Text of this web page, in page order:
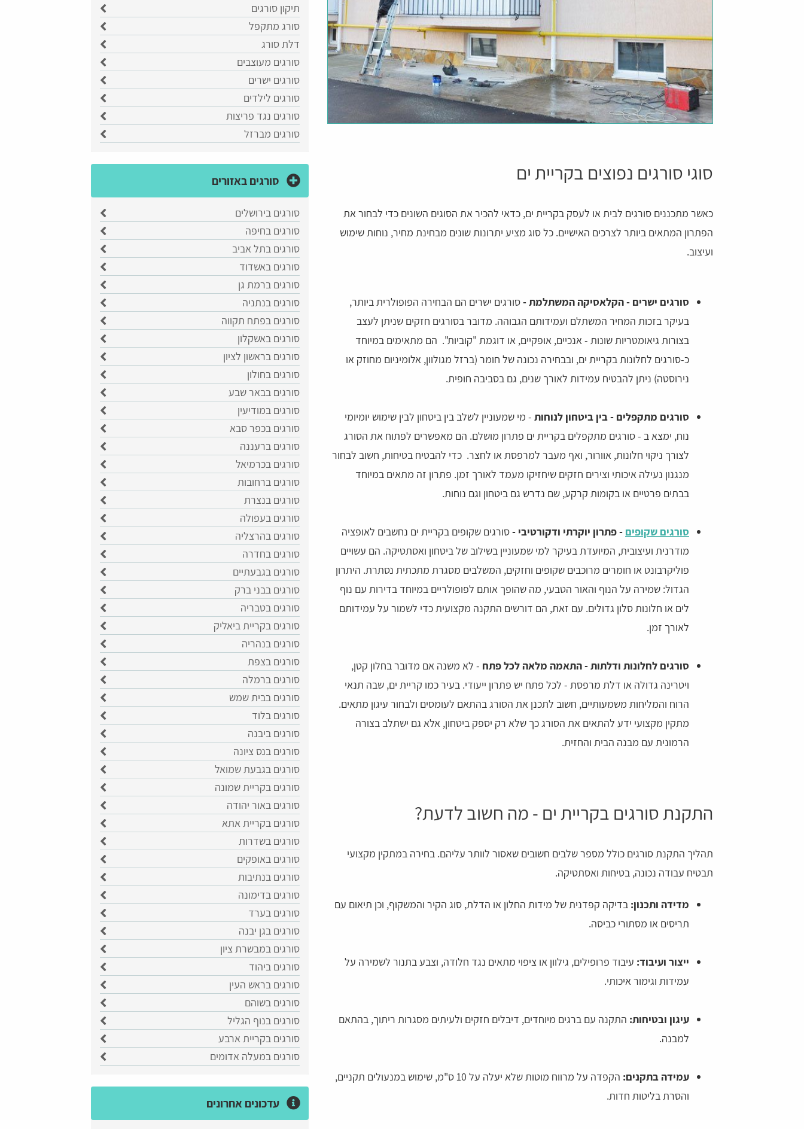
סוגי סורגים נפוצים בקריית ים
כאשר מתכננים סורגים לבית או לעסק בקריית ים, כדאי להכיר את הסוגים השונים כדי לבחור את
הפתרון המתאים ביותר לצרכים האישיים. כל סוג מציע יתרונות שונים מבחינת מחיר, נוחות שימוש
ועיצוב.
סורגים ישרים - הקלאסיקה המשתלמת -סורגים ישרים הם הבחירה הפופולרית ביותר,
בעיקר בזכות המחיר המשתלם ועמידותם הגבוהה. מדובר בסורגים חזקים שניתן לעצב
בצורות גיאומטריות שונות - אנכיים, אופקיים, או דוגמת "קוביות". הם מתאימים במיוחד
כ-סורגים לחלונות בקריית ים, ובבחירה נכונה של חומר (ברזל מגולוון, אלומיניום מחוזק או
נירוסטה) ניתן להבטיח עמידות לאורך שנים, גם בסביבה חופית.
סורגים מתקפלים - בין ביטחון לנוחות - מי שמעוניין לשלב בין ביטחון לבין שימוש יומיומי
נוח, ימצא ב - סורגים מתקפלים בקריית ים פתרון מושלם. הם מאפשרים לפתוח את הסורג
לצורך ניקוי חלונות, אוורור, ואף מעבר למרפסת או לחצר. כדי להבטיח בטיחות, חשוב לבחור
מנגנון נעילה איכותי וצירים חזקים שיחזיקו מעמד לאורך זמן. פתרון זה מתאים במיוחד
בבתים פרטיים או בקומות קרקע, שם נדרש גם ביטחון וגם נוחות.
סורגים שקופים - פתרון יוקרתי ודקורטיבי -סורגים שקופים בקריית ים נחשבים לאופציה
מודרנית ועיצובית, המיועדת בעיקר למי שמעוניין בשילוב של ביטחון ואסתטיקה. הם עשויים
פוליקרבונט או חומרים מרוכבים שקופים וחזקים, המשלבים מסגרת מתכתית נסתרת. היתרון
הגדול: שמירה על הנוף והאור הטבעי, מה שהופך אותם לפופולריים במיוחד בדירות עם נוף
לים או חלונות סלון גדולים. עם זאת, הם דורשים התקנה מקצועית כדי לשמור על עמידותם
לאורך זמן.
סורגים לחלונות ודלתות - התאמה מלאה לכל פתח - לא משנה אם מדובר בחלון קטן,
ויטרינה גדולה או דלת מרפסת - לכל פתח יש פתרון ייעודי. בעיר כמו קריית ים, שבה תנאי
הרוח והמליחות משמעותיים, חשוב לתכנן את הסורג בהתאם לעומסים ולבחור עיגון מתאים.
מתקין מקצועי ידע להתאים את הסורג כך שלא רק יספק ביטחון, אלא גם ישתלב בצורה
הרמונית עם מבנה הבית והחזית.
התקנת סורגים בקריית ים - מה חשוב לדעת?
תהליך התקנת סורגים כולל מספר שלבים חשובים שאסור לוותר עליהם. בחירה במתקין מקצועי
תבטיח עבודה נכונה, בטיחות ואסתטיקה.
מדידה ותכנון: בדיקה קפדנית של מידות החלון או הדלת, סוג הקיר והמשקוף, וכן תיאום עם
תריסים או מסתורי כביסה.
ייצור ועיבוד: עיבוד פרופילים, גילוון או ציפוי מתאים נגד חלודה, וצבע בתנור לשמירה על
עמידות וגימור איכותי.
עיגון ובטיחות: התקנה עם ברגים מיוחדים, דיבלים חזקים ולעיתים מסגרות ריתוך, בהתאם
למבנה.
עמידה בתקנים:
הקפדה על מרווח מוטות שלא יעלה על 10 ס"מ, שימוש במנעולים תקניים,
והסרת בליטות חדות.
תיקון סורגים
סורג מתקפל
דלת סורג
סורגים מעוצבים
סורגים ישרים
סורגים לילדים
סורגים נגד פריצות
סורגים מברזל
סורגים באזורים
סורגים בירושלים
סורגים בחיפה
סורגים בתל אביב
סורגים באשדוד
סורגים ברמת גן
סורגים בנתניה
סורגים בפתח תקווה
סורגים באשקלון
סורגים בראשון לציון
סורגים בחולון
סורגים בבאר שבע
סורגים במודיעין
סורגים בכפר סבא
סורגים ברעננה
סורגים בכרמיאל
סורגים ברחובות
סורגים בנצרת
סורגים בעפולה
סורגים בהרצליה
סורגים בחדרה
סורגים בגבעתיים
סורגים בבני ברק
סורגים בטבריה
סורגים בקריית ביאליק
סורגים בנהריה
סורגים בצפת
סורגים ברמלה
סורגים בבית שמש
סורגים בלוד
סורגים ביבנה
סורגים בנס ציונה
סורגים בגבעת שמואל
סורגים בקריית שמונה
סורגים באור יהודה
סורגים בקריית אתא
סורגים בשדרות
סורגים באופקים
סורגים בנתיבות
סורגים בדימונה
סורגים בערד
סורגים בגן יבנה
סורגים במבשרת ציון
סורגים ביהוד
סורגים בראש העין
סורגים בשוהם
סורגים בנוף הגליל
סורגים בקריית ארבע
סורגים במעלה אדומים
עדכונים אחרונים